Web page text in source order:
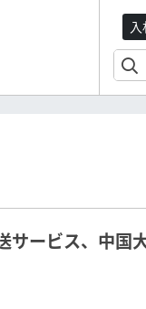
サービス、中国